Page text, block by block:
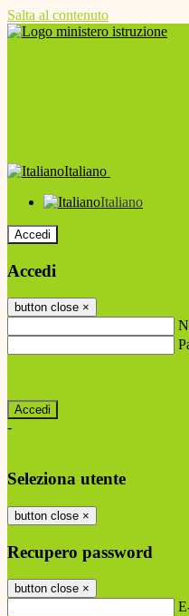
Salta al contenuto
Italiano
Italiano
Accedi
Accedi
button close ×
-
Seleziona utente
button close ×
Recupero password
button close ×